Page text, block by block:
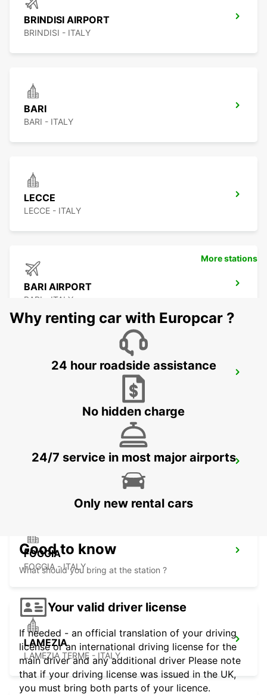
BRINDISI AIRPORT
BRINDISI - ITALY
BARI
BARI - ITALY
LECCE
LECCE - ITALY
BARI AIRPORT
BARI - ITALY
RENDE
FOGGIA
FOGGIA - ITALY
LAMEZIA
LAMEZIA TERME - ITALY
More stations
Why renting car with Europcar ?
24 hour roadside assistance
No hidden charge
24/7 service in most major airports
Only new rental cars
Good to know
What should you bring at the station ?
Your valid driver license
If needed - an official translation of your driving
license or an international driving license for the
main driver and any additional driver Please note
that if your driving license was issued in the UK,
you must bring both parts of your licence.